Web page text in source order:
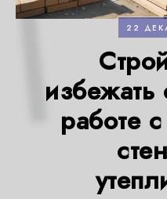
22
работе